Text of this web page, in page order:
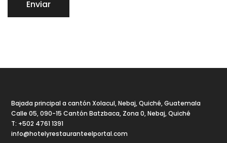
Bajada principal a cantón Xolacul, Nebaj, Quiché, Guatemala
Calle 05, 090-15 Cantón Batzbaca, Zona 0, Nebaj, Quiché
T: +502 4761 1391
info@hotelyrestauranteelportal.com
Bienvenido a El Portal